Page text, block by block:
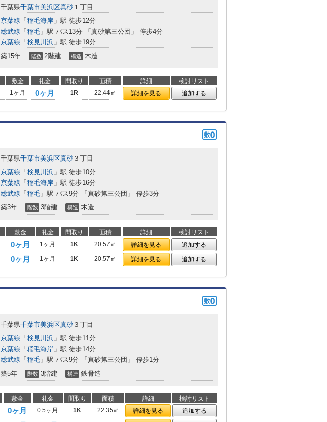
千葉県千葉市美浜区真砂 １丁目
京葉線 「 稲毛海岸 」駅 徒歩12分
総武線 「 稲毛 」駅 バス13分 「真砂第三公団」 停歩4分
京葉線 「 検見川浜 」駅 徒歩19分
築15年 階数 2階建 構造 木造
敷金 礼金 間取り 面積 詳細
検討リスト
1ヶ月 0ヶ月 1R 22.44㎡ 詳細を見る 追加する
千葉県千葉市美浜区真砂 ３丁目
京葉線 「 検見川浜 」駅 徒歩10分
京葉線 「 稲毛海岸 」駅 徒歩16分
総武線 「 稲毛 」駅 バス9分 「真砂第三公団」 停歩3分
築3年 階数 3階建 構造 木造
敷金 礼金 間取り 面積 詳細
検討リスト
0ヶ月 1ヶ月 1K 20.57㎡ 詳細を見る
追加する
0ヶ月 1ヶ月 1K 20.57㎡ 詳細を見る 追加する
千葉県千葉市美浜区真砂 ３丁目
京葉線 「 検見川浜 」駅 徒歩11分
京葉線 「 稲毛海岸 」駅 徒歩14分
総武線 「 稲毛 」駅 バス9分 「真砂第三公団」 停歩1分
築5年 階数 3階建 構造 鉄骨造
敷金 礼金 間取り 面積 詳細
検討リスト
0ヶ月 0.5ヶ月 1K 22.35㎡ 詳細を見る
追加する